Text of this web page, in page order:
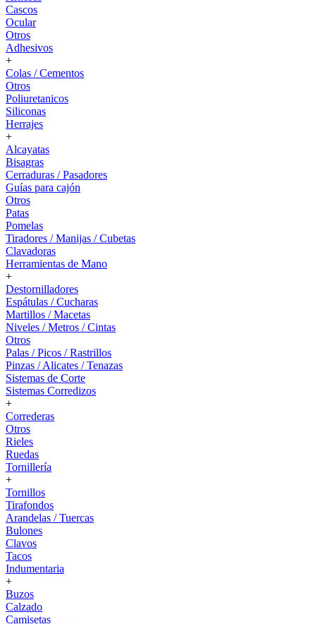
Cascos
Ocular
Otros
Adhesivos
+
Colas / Cementos
Otros
Poliuretanicos
Siliconas
Herrajes
+
Alcayatas
Bisagras
Cerraduras / Pasadores
Guías para cajón
Otros
Patas
Pomelas
Tiradores / Manijas / Cubetas
Clavadoras
Herramientas de Mano
+
Destornilladores
Espátulas / Cucharas
Martillos / Macetas
Niveles / Metros / Cintas
Otros
Palas / Picos / Rastrillos
Pinzas / Alicates / Tenazas
Sistemas de Corte
Sistemas Corredizos
+
Correderas
Otros
Rieles
Ruedas
Tornillería
+
Tornillos
Tirafondos
Arandelas / Tuercas
Bulones
Clavos
Tacos
Indumentaria
+
Buzos
Calzado
Camisetas